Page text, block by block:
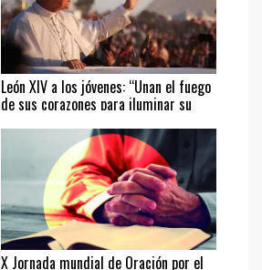
León XIV a los jóvenes: “Unan el fuego
de sus corazones para iluminar su
X Jornada mundial de Oración por el